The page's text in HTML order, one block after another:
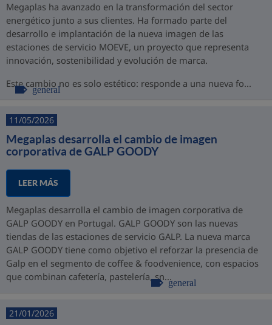
Megaplas ha avanzado en la transformación del sector
energético junto a sus clientes. Ha formado parte del
desarrollo e implantación de la nueva imagen de las
estaciones de servicio MOEVE, un proyecto que representa
innovación, sostenibilidad y evolución de marca.
Este cambio no es solo estético: responde a una nueva fo...
general
11/05/2026
Megaplas desarrolla el cambio de imagen
corporativa de GALP GOODY
LEER MÁS
Megaplas desarrolla el cambio de imagen corporativa de
GALP GOODY en Portugal. GALP GOODY son las nuevas
tiendas de las estaciones de servicio GALP. La nueva marca
GALP GOODY tiene como objetivo el reforzar la presencia de
Galp en el segmento de coffee & foodvenience, con espacios
que combinan cafetería, pastelería, sn...general
21/01/2026